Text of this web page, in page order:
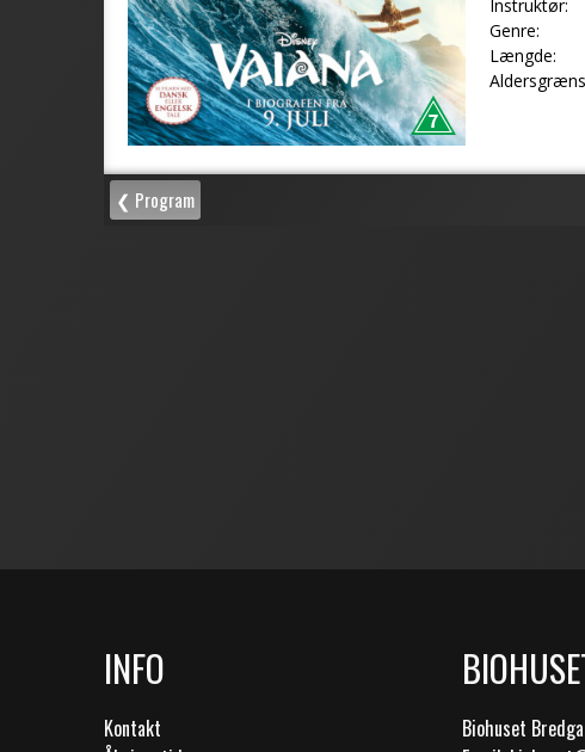
INFO
Kontakt
Biohuset